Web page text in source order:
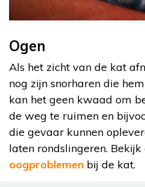
Ogen
Als het zicht van de kat
nog zijn snorharen die
kan het geen kwaad om
de weg te ruimen en
die gevaar kunnen
laten rondslingeren. Bekijk
oogproblemen bij de kat.